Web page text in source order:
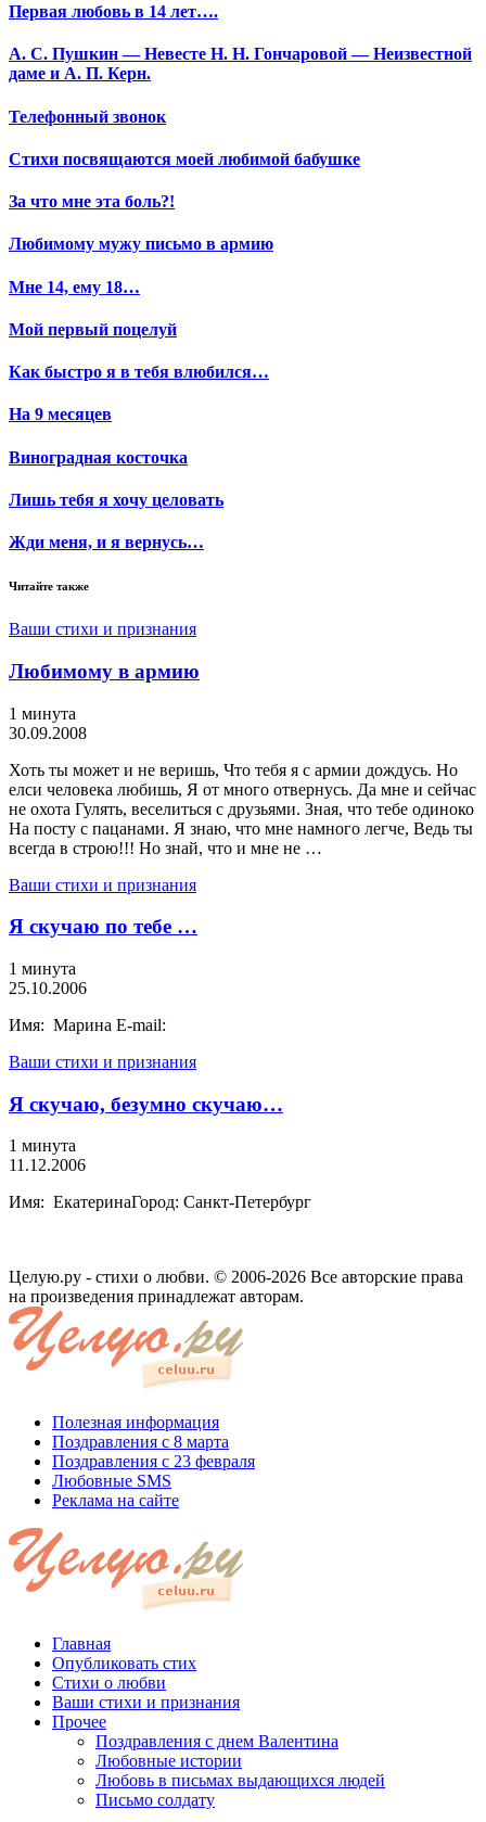
Первая любовь в 14 лет….
А. С. Пушкин — Невесте Н. Н. Гончаровой — Неизвестной
даме и А. П. Керн.
Телефонный звонок
Стихи посвящаются моей любимой бабушке
За что мне эта боль?!
Любимому мужу письмо в армию
Мне 14, ему 18…
Мой первый поцелуй
Как быстро я в тебя влюбился…
На 9 месяцев
Виноградная косточка
Лишь тебя я хочу целовать
Жди меня, и я вернусь…
Читайте также
Ваши стихи и признания
Любимому в армию
1 минута
30.09.2008
Хоть ты может и не веришь, Что тебя я с армии дождусь. Но
елси человека любишь, Я от много отвернусь. Да мне и сейчас
не охота Гулять, веселиться с друзьями. Зная, что тебе одиноко
На посту с пацанами. Я знаю, что мне намного легче, Ведь ты
всегда в строю!!! Но знай, что и мне не …
Ваши стихи и признания
Я скучаю по тебе …
1 минута
25.10.2006
Имя: Марина E-mail:
Ваши стихи и признания
Я скучаю, безумно скучаю…
1 минута
11.12.2006
Имя: ЕкатеринаГород: Санкт-Петербург
Целую.ру - стихи о любви. © 2006-2026 Все авторские права
на произведения принадлежат авторам.
Полезная информация
Поздравления с 8 марта
Поздравления с 23 февраля
Любовные SMS
Реклама на сайте
Главная
Опубликовать стих
Стихи о любви
Ваши стихи и признания
Прочее
Поздравления с днем Валентина
Любовные истории
Любовь в письмах выдающихся людей
Письмо солдату